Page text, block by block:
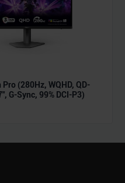
Pro (280Hz, WQHD, QD-
G-Sync, 99% DCI-P3)